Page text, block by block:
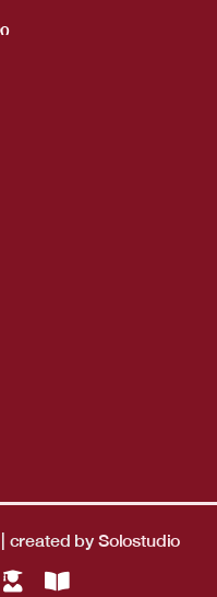
created bySolostudio
LMSOpenBiblio